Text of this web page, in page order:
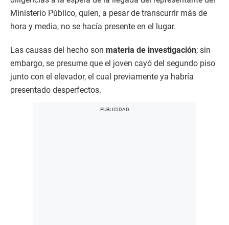
Ministerio Público, quien, a pesar de transcurrir más de
hora y media, no se hacía presente en el lugar.
Las causas del hecho son materia de investigación; sin
embargo, se presume que el joven cayó del segundo piso
junto con el elevador, el cual previamente ya habría
presentado desperfectos.